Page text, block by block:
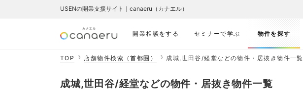
開業相談をする セミナーで学ぶ 物件を探す
USENの開業支援サイト｜canaeru（カナエル）
TOP 店舗物件検索（首都圏） 成城,世田谷/経堂などの物件・居抜き物件一覧
成城,世田谷/経堂などの物件・居抜き物件一覧